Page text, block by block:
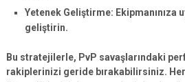
Yetenek Geliştirme: Ekipmanınıza
geliştirin.
Bu stratejilerle, PvP savaşlarındaki
rakiplerinizi geride bırakabilirsiniz.